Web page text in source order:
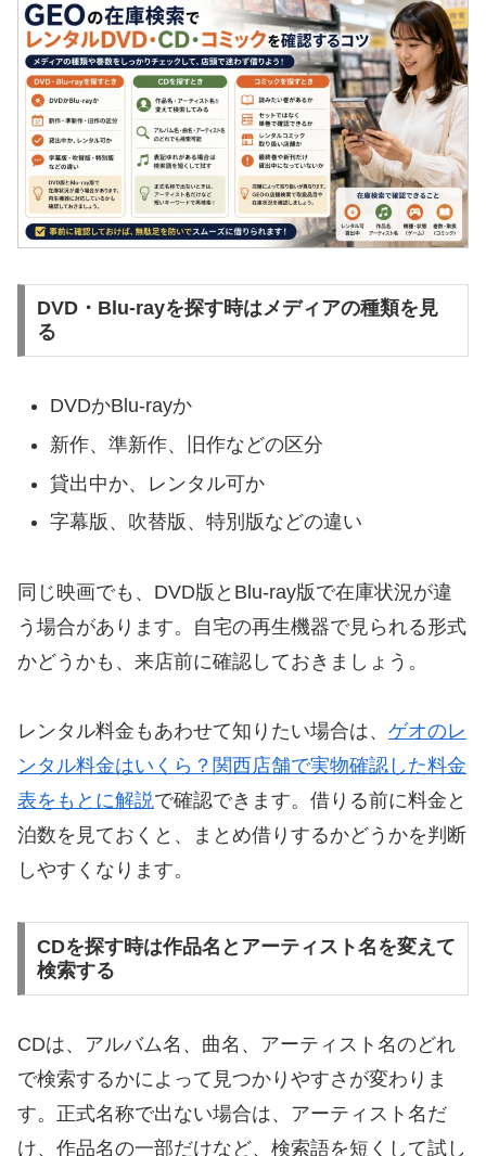
DVD・Blu-rayを探す時はメディアの種類を見
る
DVDかBlu-rayか
新作、準新作、旧作などの区分
貸出中か、レンタル可か
字幕版、吹替版、特別版などの違い
同じ映画でも、DVD版とBlu-ray版で在庫状況が違
う場合があります。自宅の再生機器で見られる形式
かどうかも、来店前に確認しておきましょう。
レンタル料金もあわせて知りたい場合は、 ゲオのレ
ンタル料金はいくら？関西店舗で実物確認した料金
表をもとに解説で確認できます。借りる前に料金と
泊数を見ておくと、まとめ借りするかどうかを判断
しやすくなります。
CDを探す時は作品名とアーティスト名を変えて
検索する
CDは、アルバム名、曲名、アーティスト名のどれ
で検索するかによって見つかりやすさが変わりま
す。正式名称で出ない場合は、アーティスト名だ
け、作品名の一部だけなど、検索語を短くして試し